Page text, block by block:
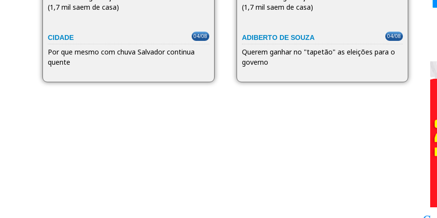
(1,7 mil saem de casa)
CIDADE 04/08
Por que mesmo com chuva Salvador continua
quente
(1,7 mil saem de casa)
ADIBERTO DE SOUZA 04/08
Querem ganhar no "tapetão" as eleições para o
governo